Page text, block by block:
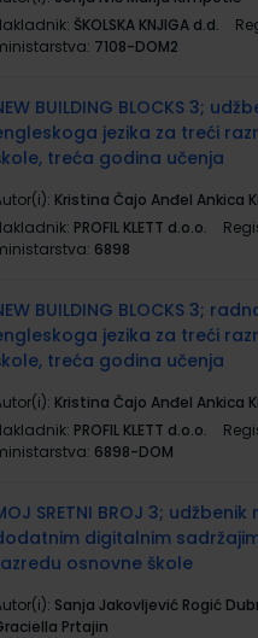
ŠKOLSKA KNJIGA d.d.
7108-DOM2
BUILDING BLOCKS 3;
jezika za treći
treća godina učenja
Kristina Čajo Anđel Ankica
PROFIL KLETT d.o.o.
6898
BUILDING BLOCKS 3;
jezika za treći
treća godina učenja
Kristina Čajo Anđel Ankica
PROFIL KLETT d.o.o.
6898-DOM
SRETNI BROJ 3;
digitalnim
osnovne škole
Sanja Jakovljević Rogić
Prtajin